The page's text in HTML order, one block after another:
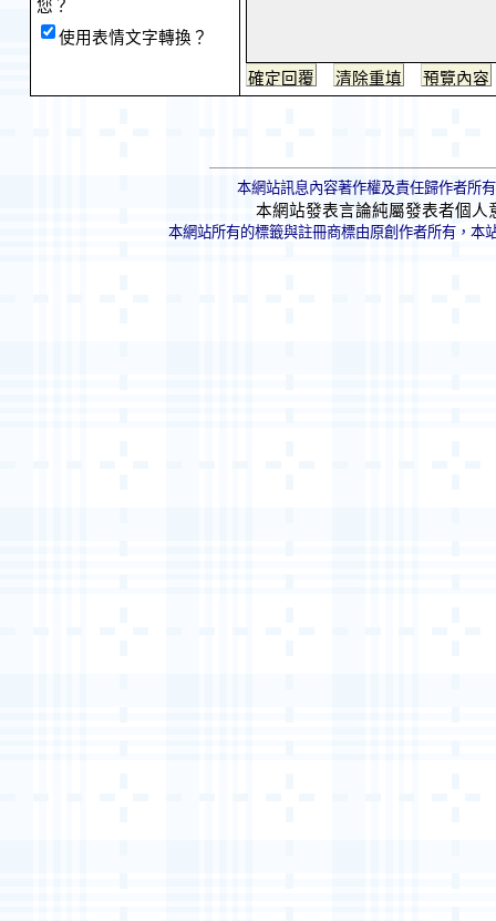
您？
使用表情文字轉換？
本網站訊息內容著作權及責任歸作者所
本網站發表言論純屬發表者個人
本網站所有的標籤與註冊商標由原創作者所有，本